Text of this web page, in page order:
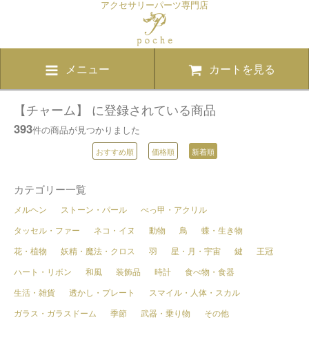
アクセサリーパーツ専門店
メニュー カートを見る
【チャーム】 に登録されている商品
393件の商品が見つかりました
おすすめ順 価格順 新着順
カテゴリー一覧
メルヘン ストーン・パール
べっ甲・アクリル
タッセル・ファー
ネコ・イヌ 動物 鳥
蝶・生き物
花・植物
妖精・魔法・クロス 羽 星・月・宇宙 鍵
王冠
ハート・リボン
和風 装飾品 時計
食べ物・食器
生活・雑貨
透かし・プレート
スマイル・人体・スカル
ガラス・ガラスドーム
季節 武器・乗り物 その他